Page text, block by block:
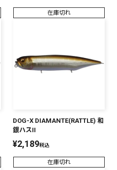
在庫切れ
DOG-X DIAMANTE(RATTLE) 和
銀ハスII
¥2,189税込
在庫切れ